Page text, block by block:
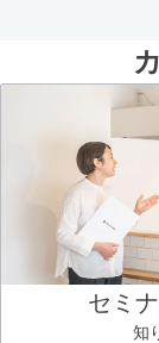
セミ
知